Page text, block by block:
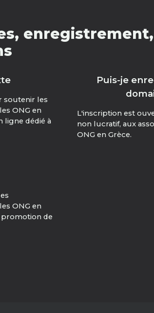
soutenir les
ONG en
ligne dédié à
Puis-je
L'inscription est
non lucratif, aux
ONG en Grèce.
ONG en
promotion de